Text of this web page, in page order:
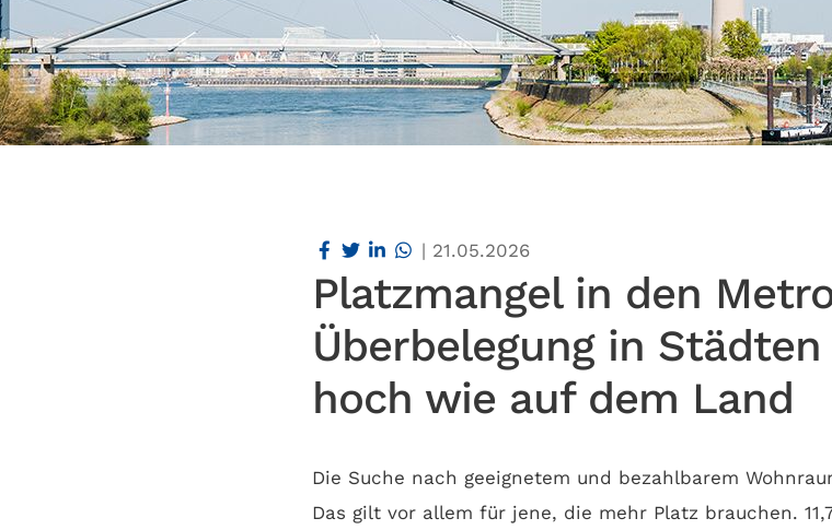
| 21.05.2026
Platzmangel in den
Überbelegung in
hoch wie auf dem Land
Die Suche nach geeignetem und bezahlbarem
Das gilt vor allem für jene, die mehr Platz brauchen.